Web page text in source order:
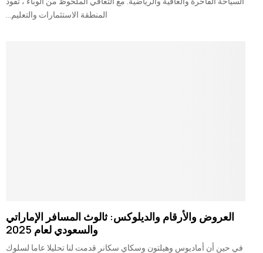
المنطقة الاستثمارات والتعليم...
العروض والأرقام والديلوكس: ثالوث المسافر الإماراتي
والسعودي لعام 2025
في حين أن أماديوس وهيلتون وسكاي سكانر قدمت لنا تحليلا عاما لسلوك